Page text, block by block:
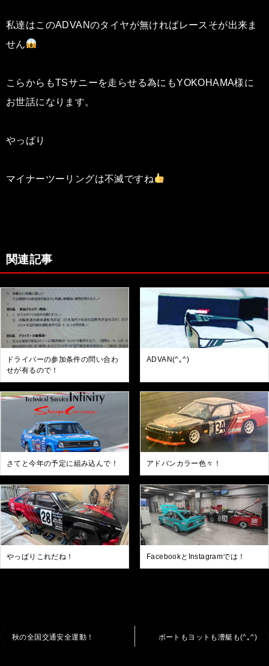
私達はこのADVANのタイヤが無ければレースそが出来ま
せん
こらからもTSサニーを走らせる為にもYOKOHAMA様に
お世話になります。
やっぱり
マイナーツーリングは不滅ですね
関連記事
ドライバーの参加条件の問い合わ
せが有るので！
ADVAN(^｡^)
さてと今年の予定に組み込んで！ アドバンカラー色々！
やっぱりこれだね！ FacebookとInstagramでは！
秋の全国交通安全運動！ ボートもヨットも漕艇も(^｡^)